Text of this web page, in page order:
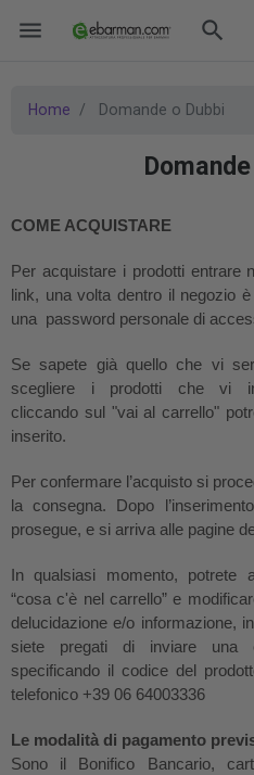
menu search
Home Domande o Dubbi
COME ACQUISTARE
Per acquistare i prodotti entrare
link, una volta dentro il negozio
una password personale di
Se sapete già quello che vi
scegliere i prodotti che vi
cliccando sul "vai al carrello"
inserito.
Per confermare l’acquisto si
la consegna. Dopo
prosegue, e si arriva alle pagine
In qualsiasi momento, potrete
“cosa c'è nel carrello” e
delucidazione e/o informazione,
siete pregati di inviare una
specificando il codice del
telefonico +39 06 64003336
Le modalità di pagamento
Sono il Bonifico Bancario,